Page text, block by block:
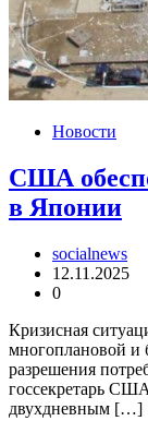
Новости
США
в Японии
socialnews
12.11.2025
0
Кризисная
многоплановой и
разрешения
госсекретарь
двухдневным […]